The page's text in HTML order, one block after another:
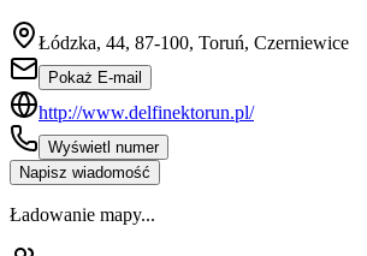
Łódzka, 44, 87-100, Toruń, Czerniewice
Pokaż E-mail
http://www.delfinektorun.pl/
Wyświetl numer
Napisz wiadomość
Ładowanie mapy...